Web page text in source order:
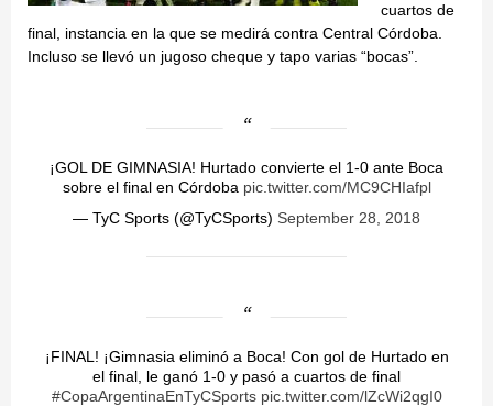
cuartos de
final, instancia en la que se medirá contra Central Córdoba.
Incluso se llevó un jugoso cheque y tapo varias “bocas”.
¡GOL DE GIMNASIA! Hurtado convierte el 1-0 ante Boca
sobre el final en Córdoba pic.twitter.com/MC9CHIafpl
— TyC Sports (@TyCSports) September 28, 2018
¡FINAL! ¡Gimnasia eliminó a Boca! Con gol de Hurtado en
el final, le ganó 1-0 y pasó a cuartos de final
#CopaArgentinaEnTyCSports pic.twitter.com/lZcWi2qgI0